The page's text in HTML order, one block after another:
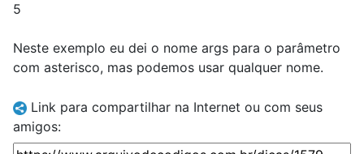
5
Neste exemplo eu dei o nome args para o parâmetro
com asterisco, mas podemos usar qualquer nome.
Link para compartilhar na Internet ou com seus
amigos: